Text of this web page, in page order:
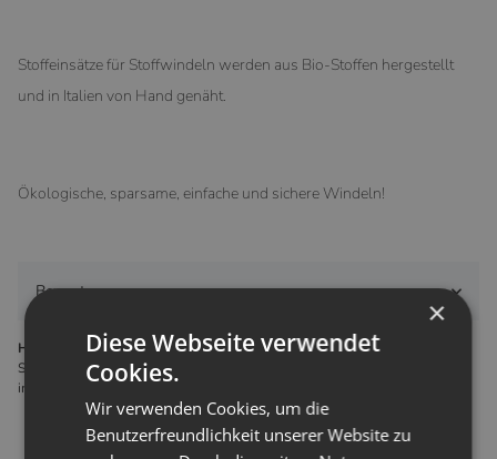
Stoffeinsätze für Stoffwindeln werden aus Bio-Stoffen hergestellt
und in Italien von Hand genäht.
Ökologische, sparsame, einfache und sichere Windeln!
Bewertungen
Hersteller gemäß GPSR
Steinmann & Co sas via cappelletta 46 20857 Camparada MB Italien
info@teby.it
×
Diese Webseite verwendet
Cookies.
Wir verwenden Cookies, um die
Benutzerfreundlichkeit unserer Website zu